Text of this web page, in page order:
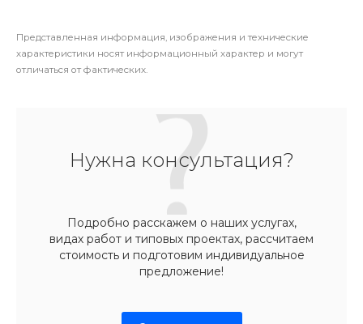
Представленная информация, изображения и технические
характеристики носят информационный характер и могут
отличаться от фактических.
Нужна консультация?
Подробно расскажем о наших услугах,
видах работ и типовых проектах, рассчитаем
стоимость и подготовим индивидуальное
предложение!